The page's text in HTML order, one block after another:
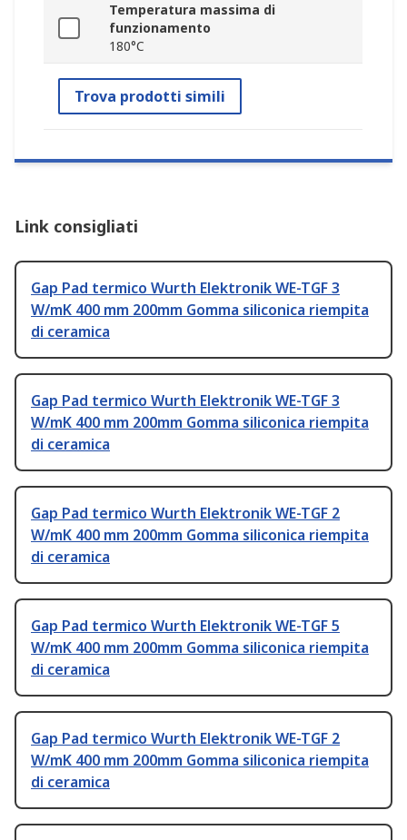
Temperatura massima di
funzionamento
180°C
Trova prodotti simili
Link consigliati
Gap Pad termico Wurth Elektronik WE-TGF 3
W/mK 400 mm 200mm Gomma siliconica riempita
di ceramica
Gap Pad termico Wurth Elektronik WE-TGF 3
W/mK 400 mm 200mm Gomma siliconica riempita
di ceramica
Gap Pad termico Wurth Elektronik WE-TGF 2
W/mK 400 mm 200mm Gomma siliconica riempita
di ceramica
Gap Pad termico Wurth Elektronik WE-TGF 5
W/mK 400 mm 200mm Gomma siliconica riempita
di ceramica
Gap Pad termico Wurth Elektronik WE-TGF 2
W/mK 400 mm 200mm Gomma siliconica riempita
di ceramica